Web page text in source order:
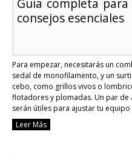
consejos esenciales
Para empezar, necesitarás un
sedal de monofilamento, y un
cebo, como grillos vivos o
flotadores y plomadas. Un par de
serán útiles para ajustar tu
Continue reading
Leer Más